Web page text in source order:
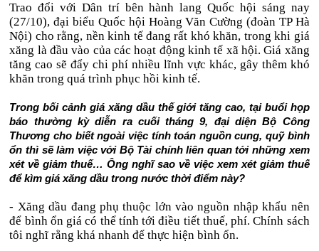
Trao đổi với Dân trí bên hành lang Quốc hội sáng nay
(27/10), đại biểu Quốc hội Hoàng Văn Cường (đoàn TP Hà
Nội) cho rằng, nền kinh tế đang rất khó khăn, trong khi giá
xăng là đầu vào của các hoạt động kinh tế xã hội. Giá xăng
tăng cao sẽ đẩy chi phí nhiều lĩnh vực khác, gây thêm khó
khăn trong quá trình phục hồi kinh tế.
Trong bối cảnh giá xăng dầu thế giới tăng cao, tại buổi họp
báo thường kỳ diễn ra cuối tháng 9, đại diện Bộ Công
Thương cho biết ngoài việc tính toán nguồn cung, quỹ bình
ổn thì sẽ làm việc với Bộ Tài chính liên quan tới những xem
xét về giảm thuế… Ông nghĩ sao về việc xem xét giảm thuế
để kìm giá xăng dầu trong nước thời điểm này?
- Xăng dầu đang phụ thuộc lớn vào nguồn nhập khẩu nên
để bình ổn giá có thể tính tới điều tiết thuế, phí. Chính sách
tôi nghĩ rằng khá nhanh để thực hiện bình ổn.